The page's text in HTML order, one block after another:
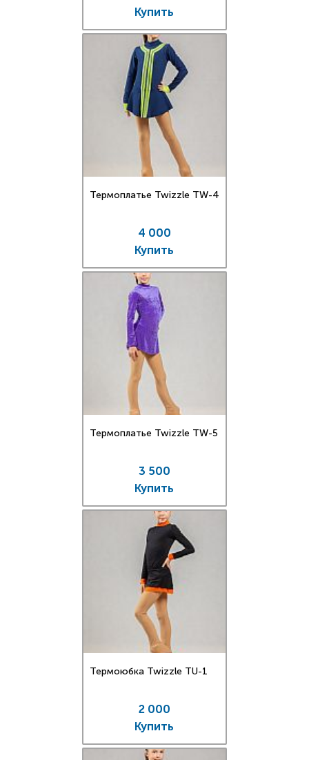
Купить
Термоплатье Twizzle TW-4
4 000
Купить
Термоплатье Twizzle TW-5
3 500
Купить
Термоюбка Twizzle TU-1
2 000
Купить